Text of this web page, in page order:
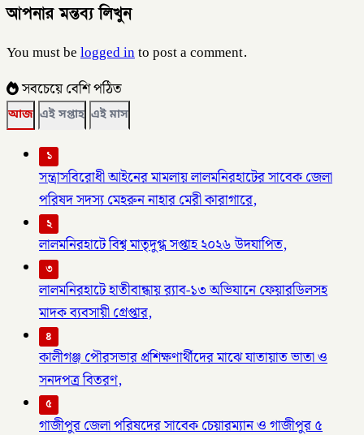
আপনার মন্তব্য লিখুন
You must belogged into post a comment.
সবচেয়ে বেশি পঠিত
আজ এই সপ্তাহ এই মাস
১
সন্ত্রাসবিরোধী আইনের মামলায় লালমনিরহাটের সাবেক জেলা
পরিষদ সদস্য মেহরুন নাহার মেরী কারাগারে,
২
লালমনিরহাটে বিশ্ব মাতৃদুগ্ধ সপ্তাহ ২০২৬ উদযাপিত,
৩
লালমনিরহাটে হাতীবান্ধায় র‌্যাব-১৩ অভিযানে ফেয়ারডিলসহ
মাদক ব্যবসায়ী গ্রেপ্তার,
৪
কালীগঞ্জ পৌরসভার প্রশিক্ষণার্থীদের মাঝে যাতায়াত ভাতা ও
সনদপত্র বিতরণ,
৫
গাজীপুর জেলা পরিষদের সাবেক চেয়ারম্যান ও গাজীপুর ৫